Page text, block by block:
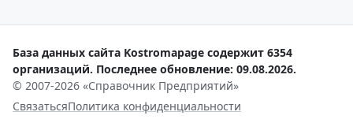
База данных сайта Kostromapage содержит 6354
организаций. Последнее обновление: 09.08.2026.
© 2007-2026 «Справочник Предприятий»
СвязатьсяПолитика конфиденциальности